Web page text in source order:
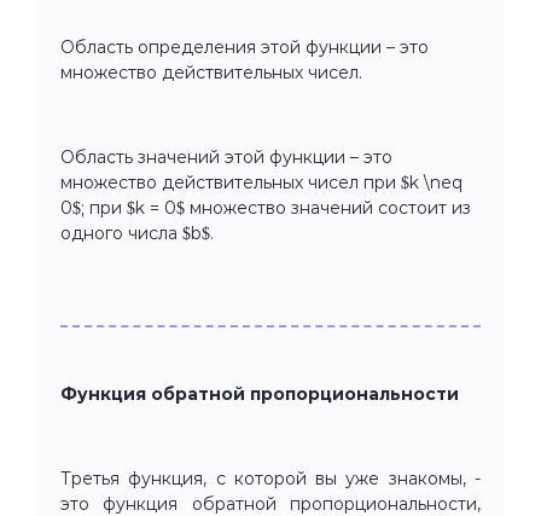
Область определения этой функции – это
множество действительных чисел.
Область значений этой функции – это
множество действительных чисел при $k \neq
0$; при $k = 0$ множество значений состоит из
одного числа $b$.
Функция обратной пропорциональности
Третья функция, с которой вы уже знакомы, -
это функция обратной пропорциональности,